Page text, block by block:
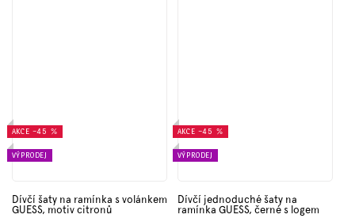
AKCE –45 %
VÝPRODEJ
Dívčí šaty na ramínka s volánkem
GUESS, motiv citronů
AKCE –45 %
VÝPRODEJ
Dívčí jednoduché šaty na
ramínka GUESS, černé s logem